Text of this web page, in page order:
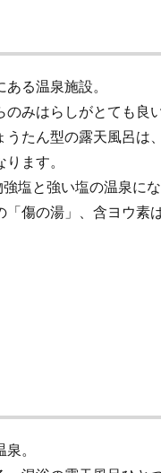
る温泉施設。
みはらしがとても良
たん型の露天風呂は
ます。
塩と強い塩の温泉にな
傷の湯」、含ヨウ素
。